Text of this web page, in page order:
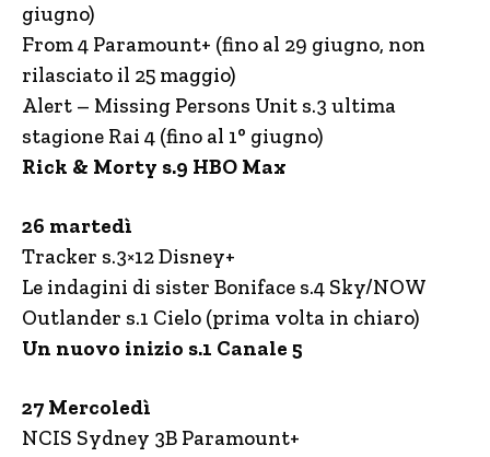
giugno)
From 4 Paramount+ (fino al 29 giugno, non
rilasciato il 25 maggio)
Alert – Missing Persons Unit s.3 ultima
stagione Rai 4 (fino al 1° giugno)
Rick & Morty s.9 HBO Max
26 martedì
Tracker s.3×12 Disney+
Le indagini di sister Boniface s.4 Sky/NOW
Outlander s.1 Cielo (prima volta in chiaro)
Un nuovo inizio s.1 Canale 5
27 Mercoledì
NCIS Sydney 3B Paramount+